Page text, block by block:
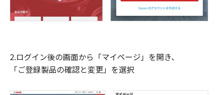
2.ログイン後の画面から「マイページ」を開き、
「ご登録製品の確認と変更」を選択